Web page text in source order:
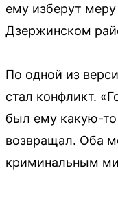
ему изберут
Дзержинском
По одной из
стал конфликт.
был ему какую-то
возвращал. Оба
криминальным